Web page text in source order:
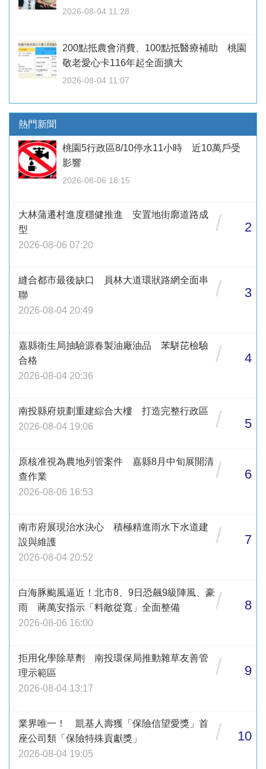
2026-08-04 11:28
200點抵農會消費、100點抵醫療補助 桃園
敬老愛心卡116年起全面擴大
2026-08-04 11:07
熱門新聞
桃園5行政區8/10停水11小時 近10萬戶受
影響
2026-08-06 18:15
大林蒲遷村進度穩健推進 安置地街廓道路成
型
2026-08-06 07:20
/ 2
縫合都市最後缺口 員林大道環狀路網全面串
聯
2026-08-04 20:49
/ 3
嘉縣衛生局抽驗源春製油廠油品 苯駢芘檢驗
合格
2026-08-04 20:36
/ 4
南投縣府規劃重建綜合大樓 打造完整行政區
2026-08-04 19:06
/ 5
原核准視為農地列管案件 嘉縣8月中旬展開清
查作業
2026-08-06 16:53
/ 6
南市府展現治水決心 積極精進雨水下水道建
設與維護
2026-08-04 20:52
/ 7
白海豚颱風逼近！北市8、9日恐飆9級陣風、豪
雨 蔣萬安指示「料敵從寬」全面整備
2026-08-06 16:00
/ 8
拒用化學除草劑 南投環保局推動雜草友善管
理示範區
2026-08-04 13:17
/ 9
業界唯一！ 凱基人壽獲「保險信望愛獎」首
座公司類「保險特殊貢獻獎」
2026-08-04 19:05
/ 10